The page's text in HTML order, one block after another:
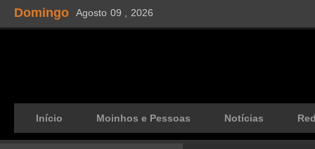
Domingo Agosto 09 , 2026
Início Moinhos e Pessoas Notícias